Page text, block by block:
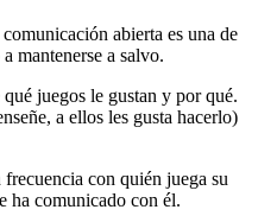
abierta es una de
mantenerse a salvo.
juegos le gustan y por qué.
a ellos les gusta hacerlo)
con quién juega su
ha comunicado con él.